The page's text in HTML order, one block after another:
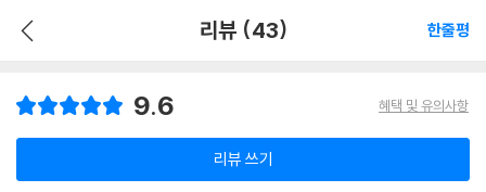
리뷰 (43) 한줄평
9.6 혜택 및 유의사항
리뷰 쓰기